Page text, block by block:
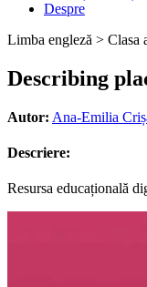
Despre
Limba engleză > Clasa
Describing
Autor: Ana-Emilia
Descriere:
Resursa educațională